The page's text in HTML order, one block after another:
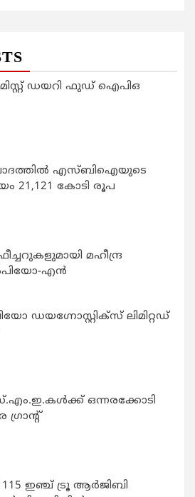
മിസ്റ്റ് ഡയറി ഫുഡ് ഐപിഒ
പാദത്തിൽ എസ്ബിഐയുടെ
21,121 കോടി രൂപ
മഹീന്ദ്ര
എൻ
ഡയഗ്നോസ്റ്റിക്സ് ലിമിറ്റഡ്
ഒന്നരക്കോടി
ഇഞ്ച് ട്രൂ ആർജിബി